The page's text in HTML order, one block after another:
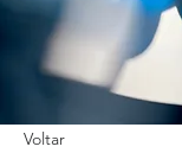
Voltar